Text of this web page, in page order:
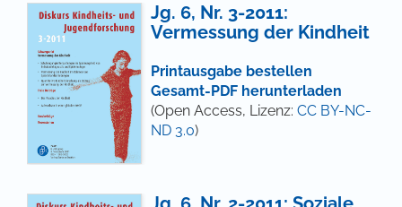
Jg. 6, Nr. 3-2011:
Vermessung der Kindheit
Printausgabe bestellen
Gesamt-PDF herunterladen
(Open Access, Lizenz: CC BY-NC-
ND 3.0)